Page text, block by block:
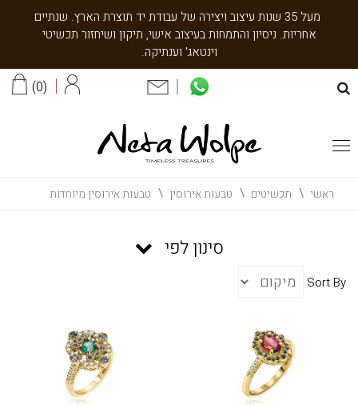
מעל 35 שנות עיצוב ויצירה של עבודת יד תוצרת הארץ. שנתיים
אחריות. ניסיון והתמחות בעיצוב אישי, תיקון ושיחזור תכשיטי
וינטאג' וענתיקה.
0
ראשי תכשיטים טבעות אירוסין טבעות אירוסין מיוחדות
Sort By
סינון לפי